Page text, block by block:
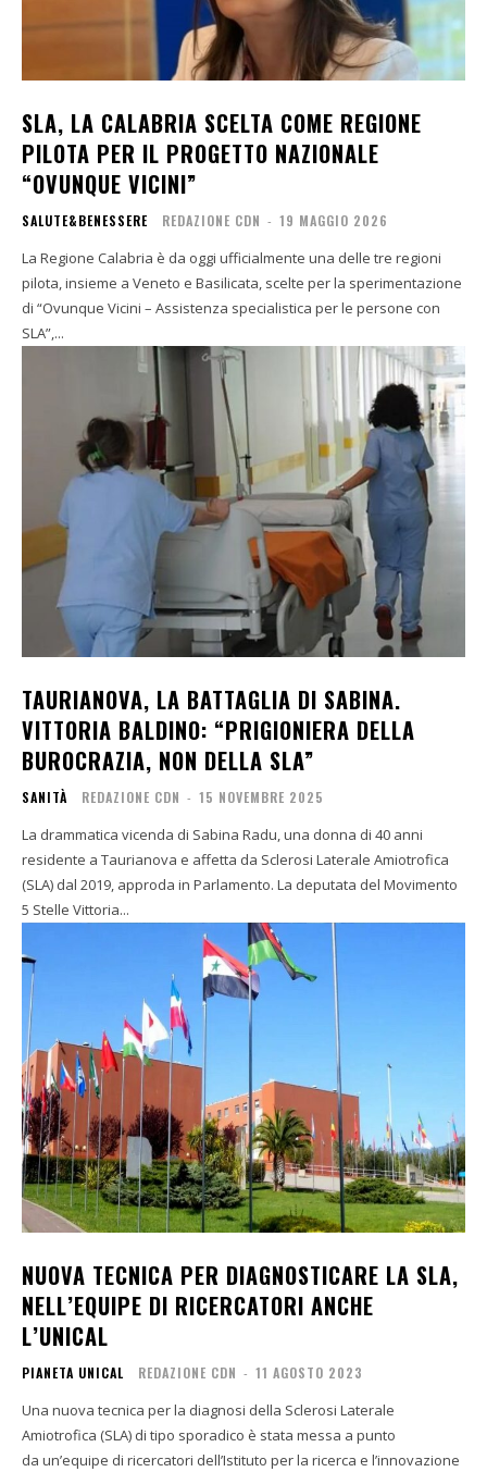
SLA, LA CALABRIA SCELTA COME REGIONE
PILOTA PER IL PROGETTO NAZIONALE
“OVUNQUE VICINI”
SALUTE&BENESSERE REDAZIONE CDN - 19 MAGGIO 2026
La Regione Calabria è da oggi ufficialmente una delle tre regioni
pilota, insieme a Veneto e Basilicata, scelte per la sperimentazione
di “Ovunque Vicini – Assistenza specialistica per le persone con
SLA”,...
TAURIANOVA, LA BATTAGLIA DI SABINA.
VITTORIA BALDINO: “PRIGIONIERA DELLA
BUROCRAZIA, NON DELLA SLA”
SANITÀ REDAZIONE CDN - 15 NOVEMBRE 2025
La drammatica vicenda di Sabina Radu, una donna di 40 anni
residente a Taurianova e affetta da Sclerosi Laterale Amiotrofica
(SLA) dal 2019, approda in Parlamento. La deputata del Movimento
5 Stelle Vittoria...
NUOVA TECNICA PER DIAGNOSTICARE LA SLA,
NELL’EQUIPE DI RICERCATORI ANCHE
L’UNICAL
PIANETA UNICAL REDAZIONE CDN - 11 AGOSTO 2023
Una nuova tecnica per la diagnosi della Sclerosi Laterale
Amiotrofica (SLA) di tipo sporadico è stata messa a punto
da un’equipe di ricercatori dell’Istituto per la ricerca e l’innovazione